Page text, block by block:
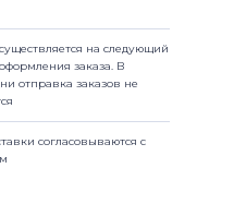
на следующий
заказа. В
отправка заказов не
согласовываются с